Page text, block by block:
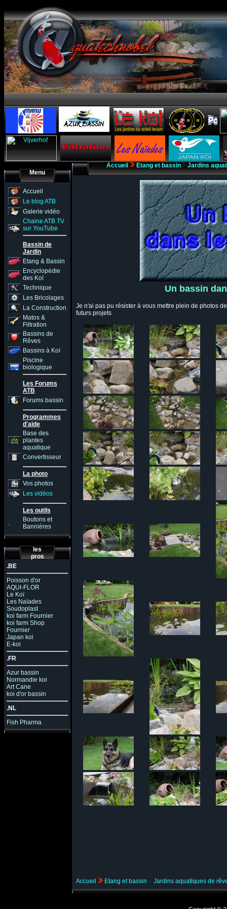
Menu
Accueil
Le blog ATB
Galerie vidéo
Chaine ATB TV
sur YouTube
Bassin de
Jardin
Etang & Bassin
Encyclopédie
des Koï
Technique
Les Bricolages
La Construction
Matos &
Filtration
Bassins de
Rêves
Bassins à Koï
Piscine
biologique
Les Forums
ATB
Forums bassin
Programmes
d'aide
Base des
plantes
aquatique
Convertisseur
La photo
Vos photos
Les vidéos
Les outils
.
Boutons et
Bannières
les
pros
.BE
Poisson d'or
AQUI-FLOR
Le Koï
Les Naïades
Soudoplast
koi farm Fournier
koi farm Shop
Fournier
Japan koi
E-koi
.FR
Azur bassin
Normandie koi
Art Cane
koi d'or bassin
.NL
Fish Pharma
Accueil Etang et bassin Jardins
Un bassin
Je n'ai pas pu résister à vous mettre plein de photos
futurs projets
Accueil Etang et bassin Jardins aquatiques de